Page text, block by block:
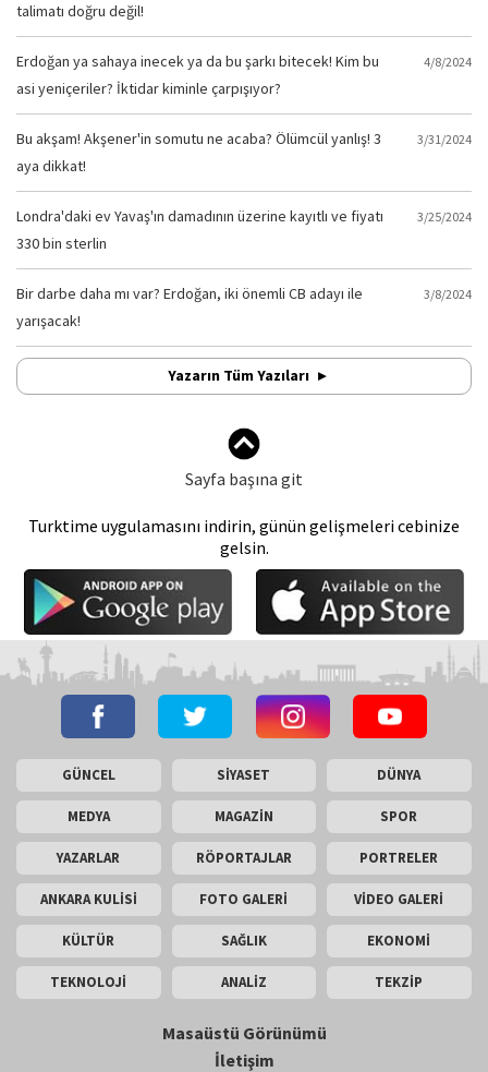
talimatı doğru değil!
Erdoğan ya sahaya inecek ya da bu şarkı bitecek! Kim bu
asi yeniçeriler? İktidar kiminle çarpışıyor?
4/8/2024
Bu akşam! Akşener'in somutu ne acaba? Ölümcül yanlış! 3
aya dikkat!
3/31/2024
Londra'daki ev Yavaş'ın damadının üzerine kayıtlı ve fiyatı
330 bin sterlin
3/25/2024
Bir darbe daha mı var? Erdoğan, iki önemli CB adayı ile
yarışacak!
3/8/2024
Yazarın Tüm Yazıları
Sayfa başına git
Turktime uygulamasını indirin, günün gelişmeleri cebinize
gelsin.
GÜNCEL SİYASET DÜNYA
MEDYA MAGAZİN SPOR
YAZARLAR RÖPORTAJLAR PORTRELER
ANKARA KULİSİ FOTO GALERİ VİDEO GALERİ
KÜLTÜR SAĞLIK EKONOMİ
TEKNOLOJİ ANALİZ TEKZİP
Masaüstü Görünümü
İletişim